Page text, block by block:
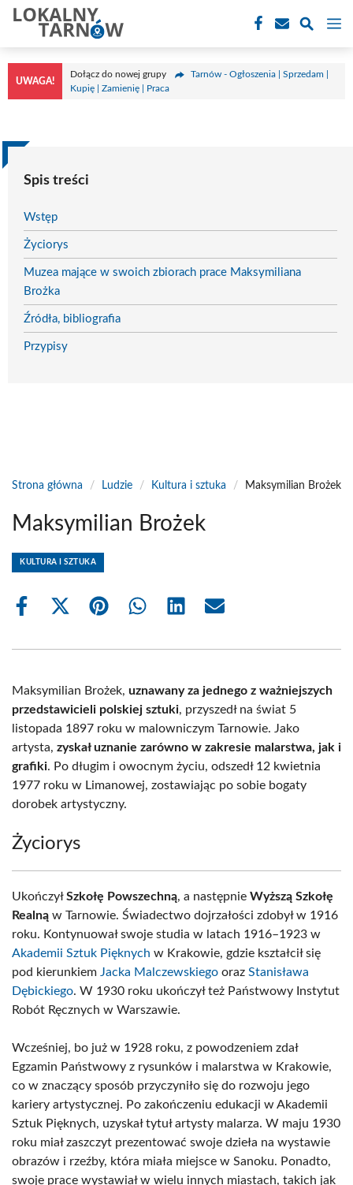
Przejdź
treści
UWAGA!
Dołącz do nowej grupy
Tarnów - Ogłoszenia | Sprzedam |
Kupię | Zamienię | Praca
Spis treści
Wstęp
Życiorys
Muzea mające w swoich zbiorach prace Maksymiliana
Brożka
Źródła, bibliografia
Przypisy
Strona główna / Ludzie / Kultura i sztuka / Maksymilian Brożek
Maksymilian Brożek
KULTURA I SZTUKA
Share
Share
(Twitter)
Share Share Share Share
Maksymilian Brożek, uznawany za jednego z ważniejszych
przedstawicieli polskiej sztuki, przyszedł na świat 5
listopada 1897 roku w malowniczym Tarnowie. Jako
artysta, zyskał uznanie zarówno w zakresie malarstwa, jak i
grafiki. Po długim i owocnym życiu, odszedł 12 kwietnia
1977 roku w Limanowej, zostawiając po sobie bogaty
dorobek artystyczny.
Życiorys
UkończyłSzkołę Powszechną, a następnie Wyższą Szkołę
Realną w Tarnowie. Świadectwo dojrzałości zdobył w 1916
roku. Kontynuował swoje studia w latach 1916–1923 w
Akademii Sztuk Pięknych w Krakowie, gdzie kształcił się
pod kierunkiem Jacka Malczewskiego oraz Stanisława
Dębickiego. W 1930 roku ukończył też Państwowy Instytut
Robót Ręcznych w Warszawie.
Wcześniej, bo już w 1928 roku, z powodzeniem zdał
Egzamin Państwowy z rysunków i malarstwa w Krakowie,
co w znaczący sposób przyczyniło się do rozwoju jego
kariery artystycznej. Po zakończeniu edukacji w Akademii
Sztuk Pięknych, uzyskał tytuł artysty malarza. W maju 1930
roku miał zaszczyt prezentować swoje dzieła na wystawie
obrazów i rzeźby, która miała miejsce w Sanoku. Ponadto,
swoje prace wystawiał w wielu innych miastach, takich jak